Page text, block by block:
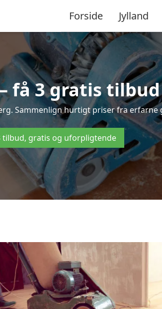
Forside Jylland
få 3 gratis
Sammenlign hurtigt priser fra
tilbud, gratis og uforpligtende